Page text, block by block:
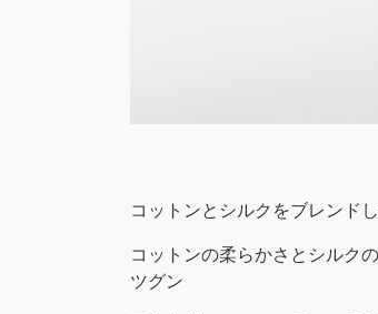
コットンとシルクをブレンド
コットンの柔らかさとシルク
ツグン